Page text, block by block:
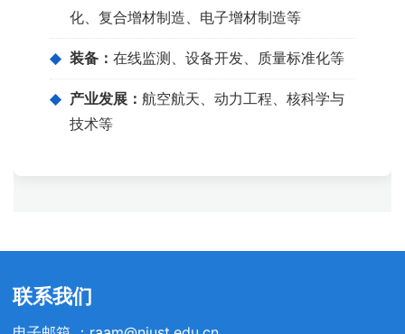
化、复合增材制造、电子增材制造等
◆ 装备： 在线监测、设备开发、质量标准化等
◆ 产业发展： 航空航天、动力工程、核科学与
技术等
联系我们